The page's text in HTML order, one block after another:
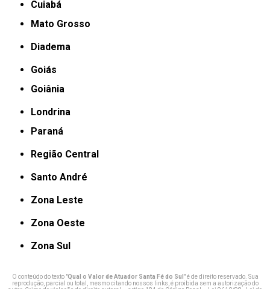
Cuiabá
Mato Grosso
Diadema
Goiás
Goiânia
Londrina
Paraná
Região Central
Santo André
Zona Leste
Zona Oeste
Zona Sul
O conteúdo do texto "Qual o Valor de Atuador Santa Fé do Sul " é de direito reservado. Sua
reprodução, parcial ou total, mesmo citando nossos links, é proibida sem a autorização do